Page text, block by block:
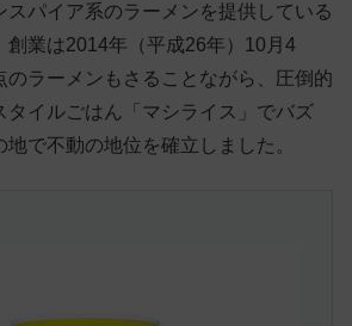
スパイア系のラーメンを提供している
創業は2014年（平成26年）10月4
のラーメンもさることながら、圧倒的
タイルごはん「マシライス」でバズ
で不動の地位を確立しました。